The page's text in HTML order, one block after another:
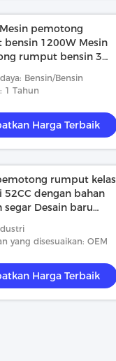
pemotong
1200W Mesin
rumput bensin 3
Bensin/Bensin
1 Tahun
Harga Terbaik
rumput kelas
52CC dengan bahan
segar Desain baru
yang disesuaikan: OEM
Harga Terbaik